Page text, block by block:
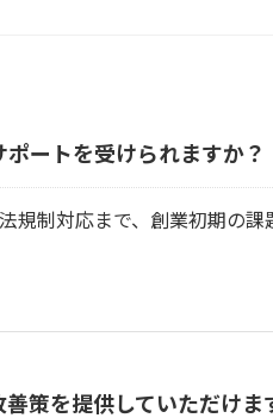
ートを受けられますか？
規制対応まで、創業初期の
策を提供していただけま